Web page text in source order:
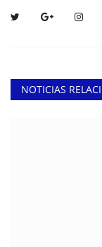
NOTICIAS